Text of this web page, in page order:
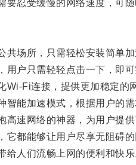
忍受缓慢的网络速度，可随
场所，只需轻松安装简单加
户只需轻轻点击一下，即可
Fi连接，提供更加稳定的网
能加速模式，根据用户的需
速网络的神器，为用户提供
都能够让用户尽享无阻碍的
人们流畅上网的便利和快乐